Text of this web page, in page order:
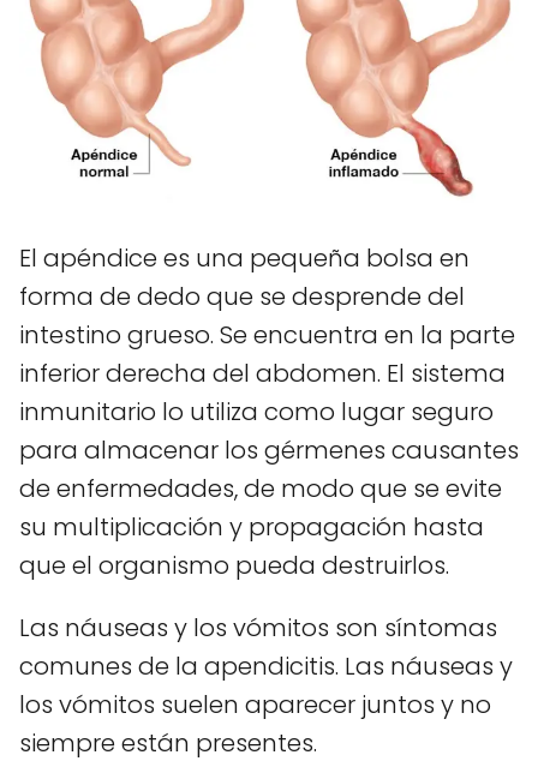
El apéndice es una pequeña bolsa en
forma de dedo que se desprende del
intestino grueso. Se encuentra en la parte
inferior derecha del abdomen. El sistema
inmunitario lo utiliza como lugar seguro
para almacenar los gérmenes causantes
de enfermedades, de modo que se evite
su multiplicación y propagación hasta
que el organismo pueda destruirlos.
Las náuseas y los vómitos son síntomas
comunes de la apendicitis. Las náuseas y
los vómitos suelen aparecer juntos y no
siempre están presentes.